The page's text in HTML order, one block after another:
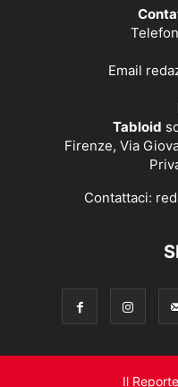
Email
Tabloid
Firenze, Via
Contattaci:
Il